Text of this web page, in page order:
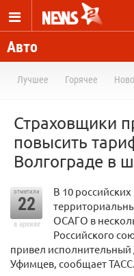
Авто
Лучшее Горячее
Страховщики
повысить
Волгограде в
отметили
22
в архиве
В 10
ОСАГО в
Российского
привел исполнительный
Уфимцев, сообщает ТАСС.